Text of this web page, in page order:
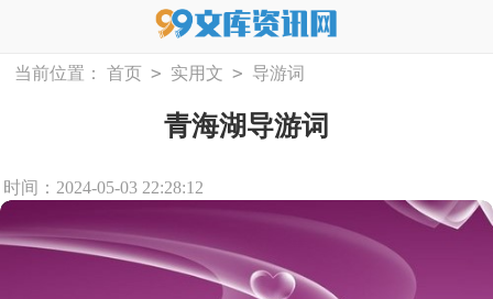
当前位置： 首页 > 实用文 > 导游词
青海湖导游词
时间：2024-05-03 22:28:12